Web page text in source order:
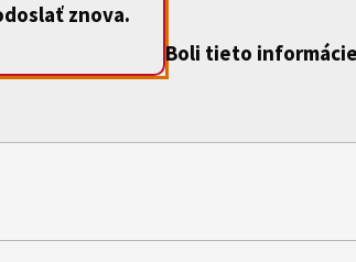
znova.
Boli tieto